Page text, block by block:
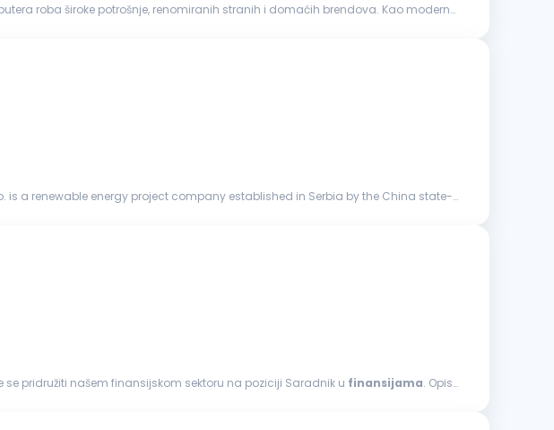
roba široke potrošnje, renomiranih stranih i domaćih brendova. Kao moderno
is a renewable energy project company established in Serbia by the China state-
pridružiti našem finansijskom sektoru na poziciji Saradnik u finansijama. Opis